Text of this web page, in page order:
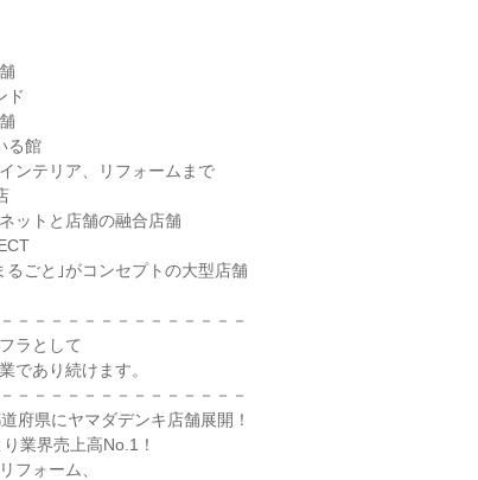
ド
る館
ンテリア、リフォームまで
ットと店舗の融合店舗
るごと｣がコンセプトの大型店舗
－－－－－－－－－－－－－－
ラとして
であり続けます。
－－－－－－－－－－－－－－
府県にヤマダデンキ店舗展開！
り業界売上高No.1！
フォーム、